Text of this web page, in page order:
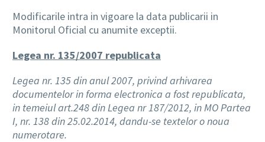
Modificarile intra in vigoare la data publicarii in
Monitorul Oficial cu anumite exceptii.
Legea nr. 135/2007 republicata
Legea nr. 135 din anul 2007, privind arhivarea
documentelor in forma electronica a fost republicata,
in temeiul art.248 din Legea nr 187/2012, in MO Partea
I, nr. 138 din 25.02.2014, dandu-se textelor o noua
numerotare.